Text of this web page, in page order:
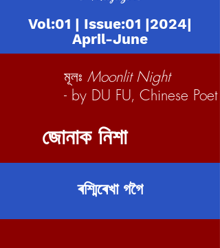
Vol:01 | Issue:01 |2024|
April-June
মূলঃ Moonlit Night
- by DU FU, Chinese Poet
জোনাক নিশা
ৰশ্মিৰেখা গগৈ